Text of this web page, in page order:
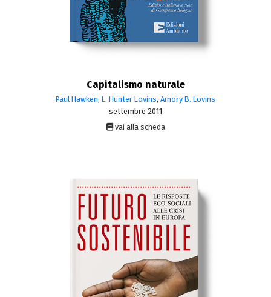
Capitalismo naturale
Paul Hawken, L. Hunter Lovins, Amory B. Lovins
settembre 2011
vai alla scheda